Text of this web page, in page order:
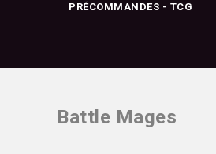
PRÉCOMMANDES - TCG
Battle Mages